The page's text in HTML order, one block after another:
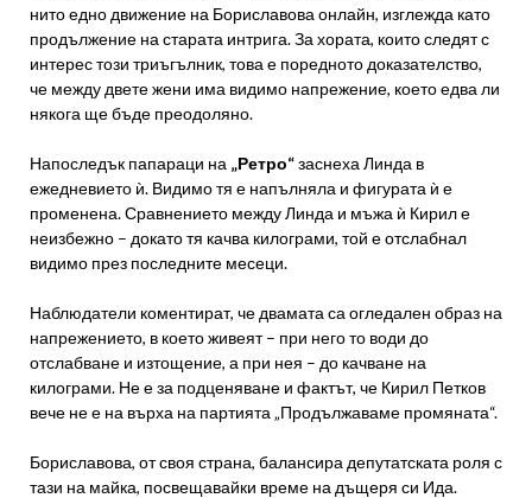
нито едно движение на Бориславова онлайн, изглежда като
продължение на старата интрига. За хората, които следят с
интерес този триъгълник, това е поредното доказателство,
че между двете жени има видимо напрежение, което едва ли
някога ще бъде преодоляно.
Напоследък папараци на „Ретро“заснеха Линда в
ежедневието ѝ. Видимо тя е напълняла и фигурата ѝ е
променена. Сравнението между Линда и мъжа ѝ Кирил е
неизбежно – докато тя качва килограми, той е отслабнал
видимо през последните месеци.
Наблюдатели коментират, че двамата са огледален образ на
напрежението, в което живеят – при него то води до
отслабване и изтощение, а при нея – до качване на
килограми. Не е за подценяване и фактът, че Кирил Петков
вече не е на върха на партията „Продължаваме промяната“.
Бориславова, от своя страна, балансира депутатската роля с
тази на майка, посвещавайки време на дъщеря си Ида.